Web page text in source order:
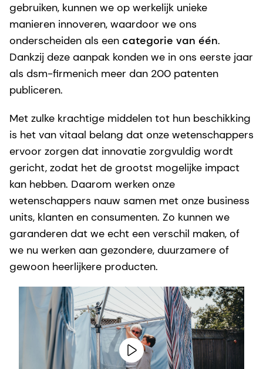
gebruiken, kunnen we op werkelijk unieke
manieren innoveren, waardoor we ons
onderscheiden als een categorie van één.
Dankzij deze aanpak konden we in ons eerste jaar
als dsm-firmenich meer dan 200 patenten
publiceren.
Met zulke krachtige middelen tot hun beschikking
is het van vitaal belang dat onze wetenschappers
ervoor zorgen dat innovatie zorgvuldig wordt
gericht, zodat het de grootst mogelijke impact
kan hebben. Daarom werken onze
wetenschappers nauw samen met onze business
units, klanten en consumenten. Zo kunnen we
garanderen dat we echt een verschil maken, of
we nu werken aan gezondere, duurzamere of
gewoon heerlijkere producten.